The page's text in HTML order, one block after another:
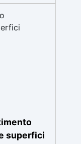
senza
usare:
100:50
superfici